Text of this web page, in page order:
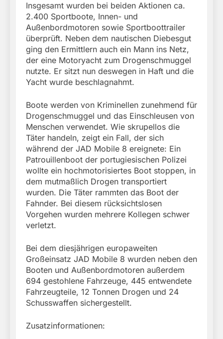
Insgesamt wurden bei beiden Aktionen ca.
2.400 Sportboote, Innen- und
Außenbordmotoren sowie Sportboottrailer
überprüft. Neben dem nautischen Diebesgut
ging den Ermittlern auch ein Mann ins Netz,
der eine Motoryacht zum Drogenschmuggel
nutzte. Er sitzt nun deswegen in Haft und die
Yacht wurde beschlagnahmt.
Boote werden von Kriminellen zunehmend für
Drogenschmuggel und das Einschleusen von
Menschen verwendet. Wie skrupellos die
Täter handeln, zeigt ein Fall, der sich
während der JAD Mobile 8 ereignete: Ein
Patrouillenboot der portugiesischen Polizei
wollte ein hochmotorisiertes Boot stoppen, in
dem mutmaßlich Drogen transportiert
wurden. Die Täter rammten das Boot der
Fahnder. Bei diesem rücksichtslosen
Vorgehen wurden mehrere Kollegen schwer
verletzt.
Bei dem diesjährigen europaweiten
Großeinsatz JAD Mobile 8 wurden neben den
Booten und Außenbordmotoren außerdem
694 gestohlene Fahrzeuge, 445 entwendete
Fahrzeugteile, 12 Tonnen Drogen und 24
Schusswaffen sichergestellt.
Zusatzinformationen: